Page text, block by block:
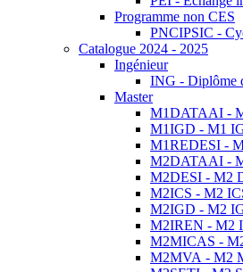
Programme non CES
PNCIPSIC -
Catalogue 2024 - 2025
Ingénieur
ING - Diplôme
Master
M1DATAAI -
M1IGD - M1
M1REDESI -
M2DATAAI -
M2DESI - M2
M2ICS - M2
M2IGD - M2
M2IREN - M2
M2MICAS -
M2MVA - M2